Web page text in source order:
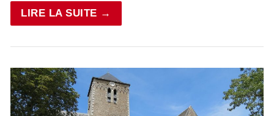
LIRE LA SUITE →